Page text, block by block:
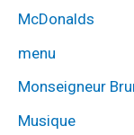
McDonalds
menu
Monseigneur
Musique